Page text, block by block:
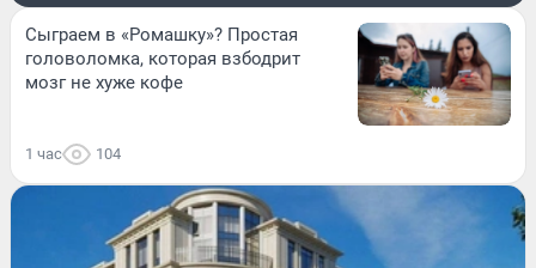
Сыграем в «Ромашку»? Простая
головоломка, которая взбодрит
мозг не хуже кофе
1 час 104